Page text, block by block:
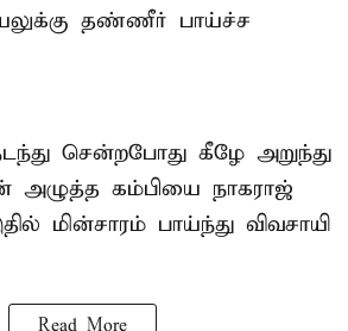
தண்ணீர் பாய்ச்ச
சென்றபோது கீழே அறுந்து
அழுத்த கம்பியை நாகராஜ்
மின்சாரம் பாய்ந்து விவசாயி
Read More